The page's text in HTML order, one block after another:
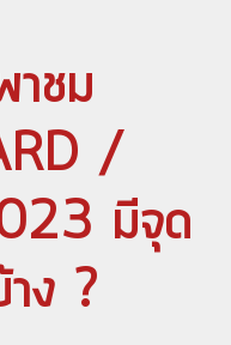
ชม
/
มีจุด
ง ?